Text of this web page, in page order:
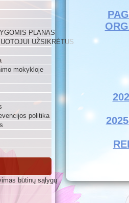
PLANAS
UŽSIKRĖTUS
mokykloje
politika
būtinų sąlygų